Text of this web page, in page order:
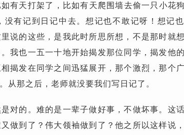
有天打架了，比如有天爬围墙去偷一只小
有记到日记中去。想记也不敢记呀！想记
说的这些，是我此时所思所想，不是那时就
我也一五一十地开始揭发那位同学，揭发他
揭发在同学之间迅猛展开，那个激烈，那个
从那之后，老师就没要我们写日记了。
对的。难的是一辈子做好事，不做坏事。这
做到了？伟大领袖做到了？他之所以这样说